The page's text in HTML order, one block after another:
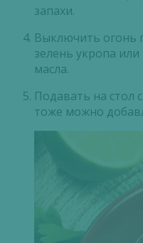
запахи.
Выключить огонь
зелень укропа
масла.
Подавать на стол
тоже можно